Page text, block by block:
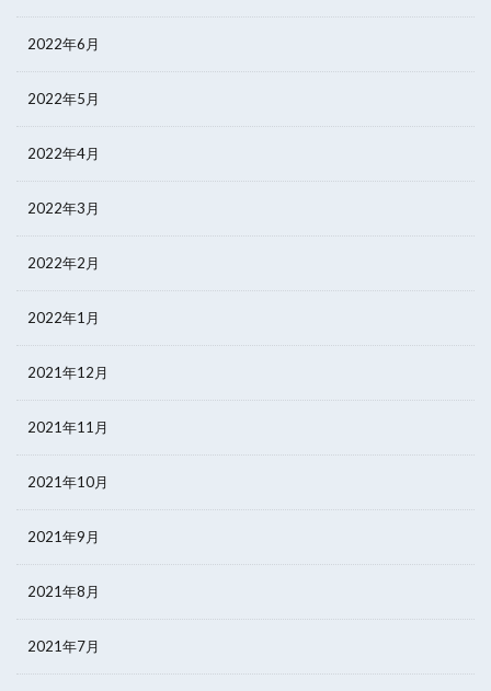
2022年6月
2022年5月
2022年4月
2022年3月
2022年2月
2022年1月
2021年12月
2021年11月
2021年10月
2021年9月
2021年8月
2021年7月